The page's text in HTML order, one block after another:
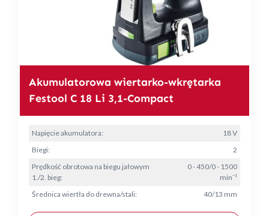
Akumulatorowa wiertarko-wkrętarka
Festool C 18 Li 3,1-Compact
Napięcie akumulatora:
18 V
Biegi:
2
Prędkość obrotowa na biegu jałowym
1./2. bieg:
0 - 450/0 - 1500
min⁻¹
Średnica wiertła do drewna/stali:
40/13 mm